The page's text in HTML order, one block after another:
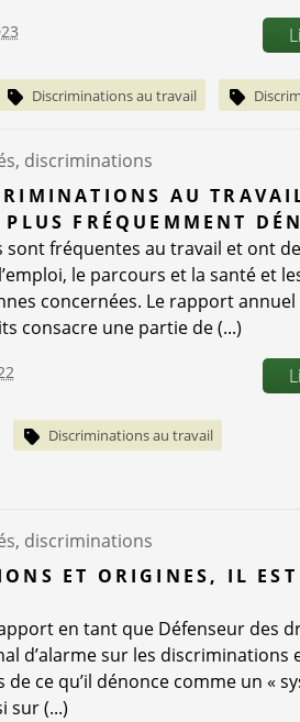
Discriminations au travail
discriminations
AU
PLUS FRÉQUEMMENT
sont fréquentes au travail et ont
le parcours et la santé et
concernées. Le rapport annuel
consacre une partie de (...)
Discriminations au travail
discriminations
ET ORIGINES, IL EST
en tant que Défenseur des
d’alarme sur les discriminations
ce qu’il dénonce comme un «
sur (...)